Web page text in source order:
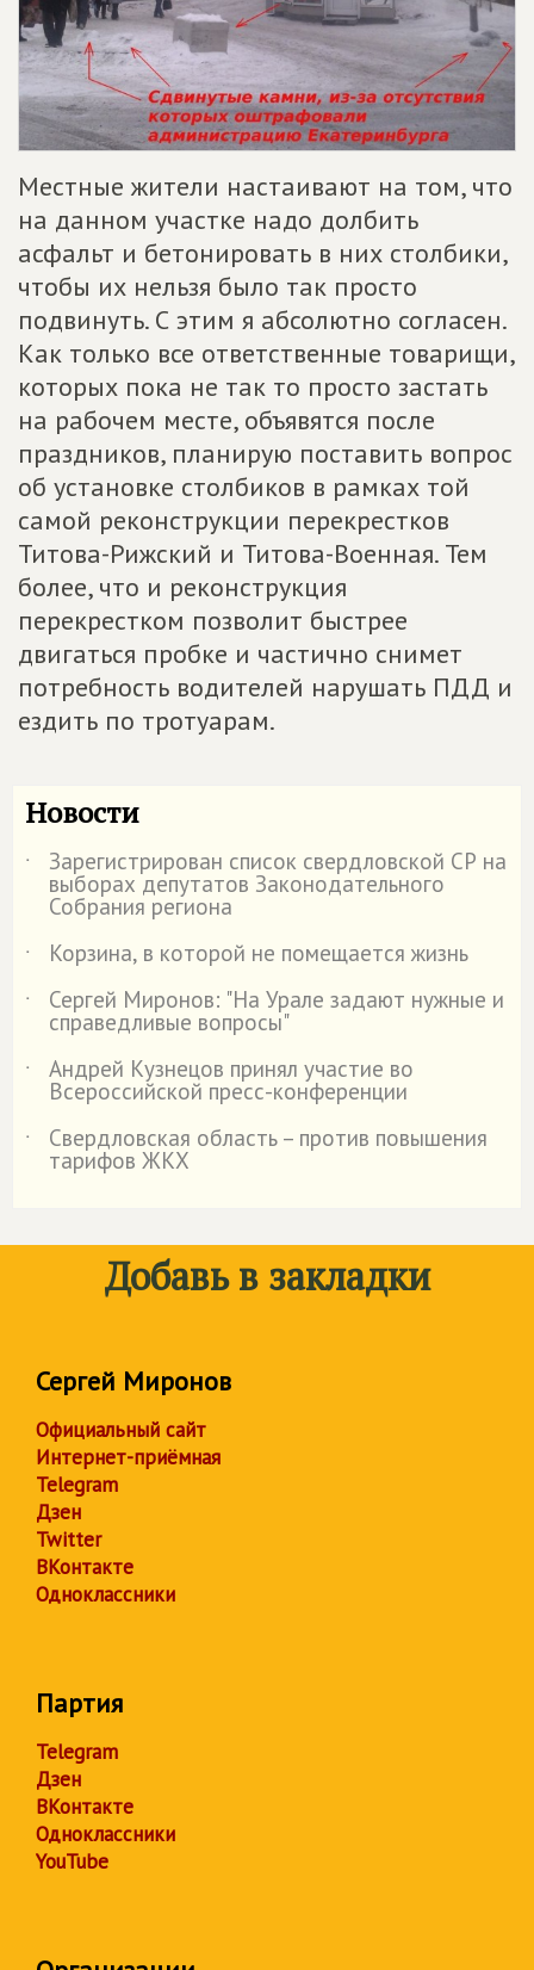
Местные жители настаивают на том, что
на данном участке надо долбить
асфальт и бетонировать в них столбики,
чтобы их нельзя было так просто
подвинуть. С этим я абсолютно согласен.
Как только все ответственные товарищи,
которых пока не так то просто застать
на рабочем месте, объявятся после
праздников, планирую поставить вопрос
об установке столбиков в рамках той
самой реконструкции перекрестков
Титова-Рижский и Титова-Военная. Тем
более, что и реконструкция
перекрестком позволит быстрее
двигаться пробке и частично снимет
потребность водителей нарушать ПДД и
ездить по тротуарам.
Новости
˙ Зарегистрирован список свердловской СР на
выборах депутатов Законодательного
Собрания региона
˙
Корзина, в которой не помещается жизнь
˙
Сергей Миронов: "На Урале задают нужные и
справедливые вопросы"
˙
Андрей Кузнецов принял участие во
Всероссийской пресс-конференции
˙
Свердловская область – против повышения
тарифов ЖКХ
Добавь в закладки
Сергей Миронов
Официальный сайт
Интернет-приёмная
Telegram
Дзен
Twitter
ВКонтакте
Одноклассники
Партия
Telegram
Дзен
ВКонтакте
Одноклассники
YouTube